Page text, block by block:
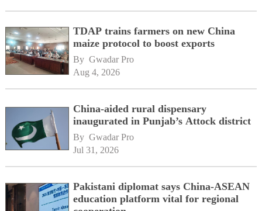
TDAP trains farmers on new China
maize protocol to boost exports
By Gwadar Pro
Aug 4, 2026
China-aided rural dispensary
inaugurated in Punjab’s Attock district
By Gwadar Pro
Jul 31, 2026
Pakistani diplomat says China-ASEAN
education platform vital for regional